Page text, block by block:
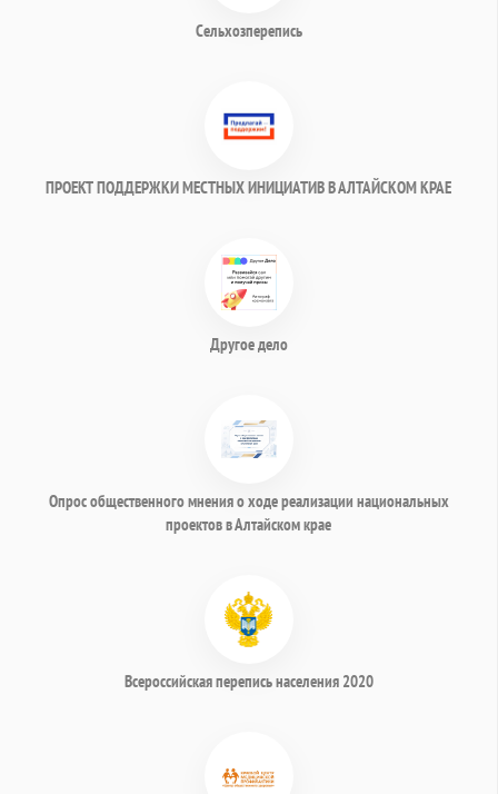
Сельхозперепись
ПРОЕКТ ПОДДЕРЖКИ МЕСТНЫХ ИНИЦИАТИВ В АЛТАЙСКОМ КРАЕ
Другое дело
Опрос общественного мнения о ходе реализации национальных
проектов в Алтайском крае
Всероссийская перепись населения 2020